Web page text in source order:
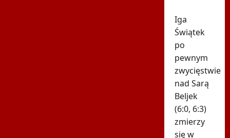
Iga
Świątek
po
pewnym
zwycięstwie
nad Sarą
Beljek
(6:0, 6:3)
zmierzy
się w